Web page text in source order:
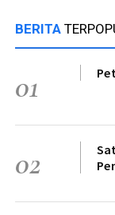
BERITA
01
02